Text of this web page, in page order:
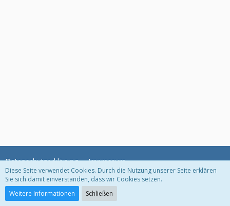
Datenschutzerklärung Impressum
Community-Software:
Diese Seite verwendet Cookies. Durch die Nutzung unserer Seite erklären
Sie sich damit einverstanden, dass wir Cookies setzen.
Weitere Informationen
Schließen